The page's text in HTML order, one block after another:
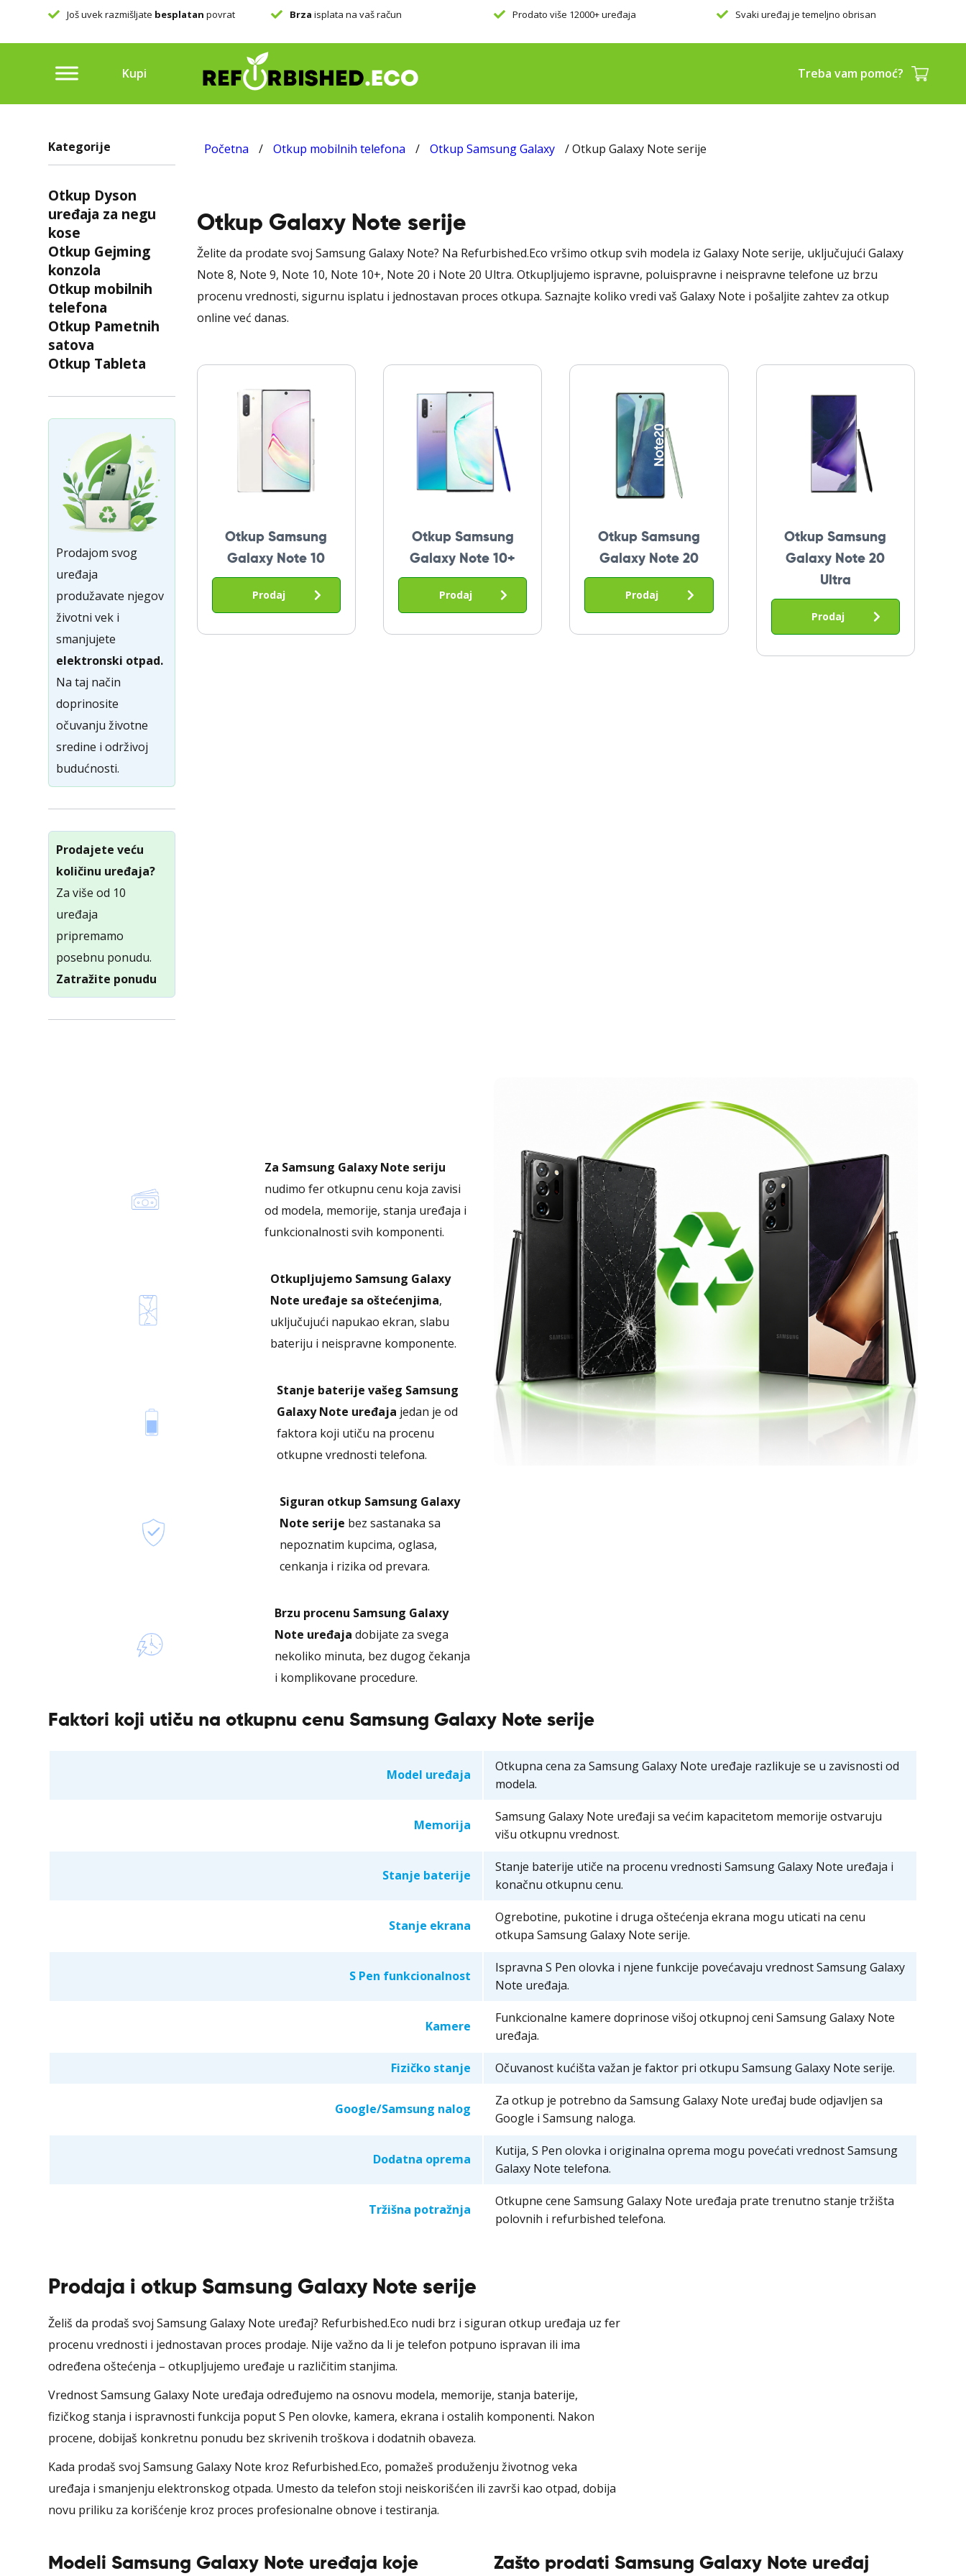
Još uvek razmišljate besplatan povrat Brza isplata na vaš račun Prodato više 12000+ uređaja Svaki uređaj je temeljno obrisan
Kupi Treba vam pomoć?
Kategorije
Otkup Dyson
uređaja za negu
kose
Otkup Gejming
konzola
Otkup mobilnih
telefona
Otkup Pametnih
satova
Otkup Tableta
Prodajom svog
uređaja
produžavate njegov
životni vek i
smanjujete
elektronski otpad.
Na taj način
doprinosite
očuvanju životne
sredine i održivoj
budućnosti.
Prodajete veću
količinu uređaja?
Za više od 10
uređaja
pripremamo
posebnu ponudu.
Zatražite ponudu
Početna / Otkup mobilnih telefona / Otkup Samsung Galaxy / Otkup Galaxy Note serije
Otkup Galaxy Note serije
Želite da prodate svoj Samsung Galaxy Note? Na Refurbished.Eco vršimo otkup svih modela iz Galaxy Note serije, uključujući Galaxy
Note 8, Note 9, Note 10, Note 10+, Note 20 i Note 20 Ultra. Otkupljujemo ispravne, poluispravne i neispravne telefone uz brzu
procenu vrednosti, sigurnu isplatu i jednostavan proces otkupa. Saznajte koliko vredi vaš Galaxy Note i pošaljite zahtev za otkup
online već danas.
Otkup Samsung
Galaxy Note 10
Prodaj
Otkup Samsung
Galaxy Note 10+
Prodaj
Otkup Samsung
Galaxy Note 20
Prodaj
Otkup Samsung
Galaxy Note 20
Ultra
Prodaj
Za Samsung Galaxy Note seriju
nudimo fer otkupnu cenu koja zavisi
od modela, memorije, stanja uređaja i
funkcionalnosti svih komponenti.
Otkupljujemo Samsung Galaxy
Note uređaje sa oštećenjima,
uključujući napukao ekran, slabu
bateriju i neispravne komponente.
Stanje baterije vašeg Samsung
Galaxy Note uređaja jedan je od
faktora koji utiču na procenu
otkupne vrednosti telefona.
Siguran otkup Samsung Galaxy
Note serije bez sastanaka sa
nepoznatim kupcima, oglasa,
cenkanja i rizika od prevara.
Brzu procenu Samsung Galaxy
Note uređaja dobijate za svega
nekoliko minuta, bez dugog čekanja
i komplikovane procedure.
Faktori koji utiču na otkupnu cenu Samsung Galaxy Note serije
Model uređaja
Otkupna cena za Samsung Galaxy Note uređaje razlikuje se u zavisnosti od
modela.
Memorija
Samsung Galaxy Note uređaji sa većim kapacitetom memorije ostvaruju
višu otkupnu vrednost.
Stanje baterije
Stanje baterije utiče na procenu vrednosti Samsung Galaxy Note uređaja i
konačnu otkupnu cenu.
Stanje ekrana
Ogrebotine, pukotine i druga oštećenja ekrana mogu uticati na cenu
otkupa Samsung Galaxy Note serije.
S Pen funkcionalnost
Ispravna S Pen olovka i njene funkcije povećavaju vrednost Samsung Galaxy
Note uređaja.
Kamere
Funkcionalne kamere doprinose višoj otkupnoj ceni Samsung Galaxy Note
uređaja.
Fizičko stanje Očuvanost kućišta važan je faktor pri otkupu Samsung Galaxy Note serije.
Google/Samsung nalog
Za otkup je potrebno da Samsung Galaxy Note uređaj bude odjavljen sa
Google i Samsung naloga.
Dodatna oprema
Kutija, S Pen olovka i originalna oprema mogu povećati vrednost Samsung
Galaxy Note telefona.
Tržišna potražnja
Otkupne cene Samsung Galaxy Note uređaja prate trenutno stanje tržišta
polovnih i refurbished telefona.
Prodaja i otkup Samsung Galaxy Note serije
Želiš da prodaš svoj Samsung Galaxy Note uređaj? Refurbished.Eco nudi brz i siguran otkup uređaja uz fer
procenu vrednosti i jednostavan proces prodaje. Nije važno da li je telefon potpuno ispravan ili ima
određena oštećenja – otkupljujemo uređaje u različitim stanjima.
Vrednost Samsung Galaxy Note uređaja određujemo na osnovu modela, memorije, stanja baterije,
fizičkog stanja i ispravnosti funkcija poput S Pen olovke, kamera, ekrana i ostalih komponenti. Nakon
procene, dobijaš konkretnu ponudu bez skrivenih troškova i dodatnih obaveza.
Kada prodaš svoj Samsung Galaxy Note kroz Refurbished.Eco, pomažeš produženju životnog veka
uređaja i smanjenju elektronskog otpada. Umesto da telefon stoji neiskorišćen ili završi kao otpad, dobija
novu priliku za korišćenje kroz proces profesionalne obnove i testiranja.
Modeli Samsung Galaxy Note uređaja koje Zašto prodati Samsung Galaxy Note uređaj